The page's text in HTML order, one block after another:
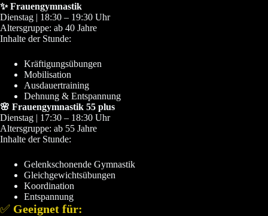
✨ Frauengymnastik
Dienstag | 18:30 – 19:30 Uhr
Altersgruppe: ab 40 Jahre
Inhalte der Stunde:
Kräftigungsübungen
Mobilisation
Ausdauertraining
Dehnung & Entspannung
🌸 Frauengymnastik 55 plus
Dienstag | 17:30 – 18:30 Uhr
Altersgruppe: ab 55 Jahre
Inhalte der Stunde:
Gelenkschonende Gymnastik
Gleichgewichtsübungen
Koordination
Entspannung
✅ Geeignet für: